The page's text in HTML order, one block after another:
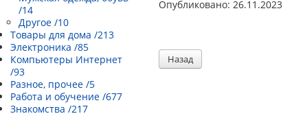
/14
Другое /10
Товары для дома /213
Электроника /85
Компьютеры Интернет
/93
Разное, прочее /5
Работа и обучение /677
Знакомства /217
Опубликовано: 26.11.2023
Назад